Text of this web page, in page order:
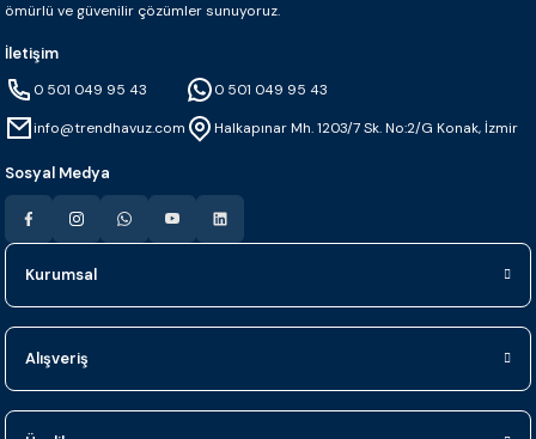
ömürlü ve güvenilir çözümler sunuyoruz.
İletişim
0 501 049 95 43
info@trendhavuz.com
0 501 049 95 43
Halkapınar Mh. 1203/7 Sk. No:2/G Konak, İzmir
Sosyal Medya
Kurumsal
Alışveriş